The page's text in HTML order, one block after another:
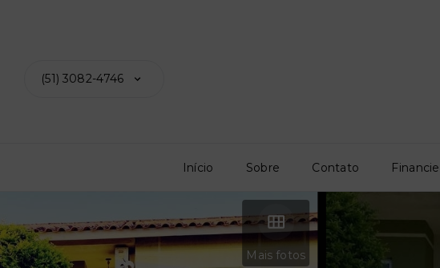
(51) 3082-4746
Início Sobre Contato Financie
Mais fotos